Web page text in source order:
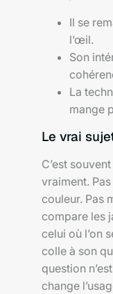
Il se
l’œil.
Son
La
mange
Le vrai
C’est
vraiment.
couleur. Pas
compare les
celui où l’on
colle à son
question
change